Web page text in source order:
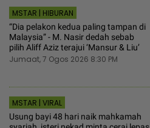
MSTAR | HIBURAN
“Dia pelakon kedua paling tampan di
Malaysia” - M. Nasir dedah sebab
pilih Aliff Aziz terajui ‘Mansur & Liu’
Jumaat, 7 Ogos 2026 8:30 PM
MSTAR | VIRAL
Usung bayi 48 hari naik mahkamah